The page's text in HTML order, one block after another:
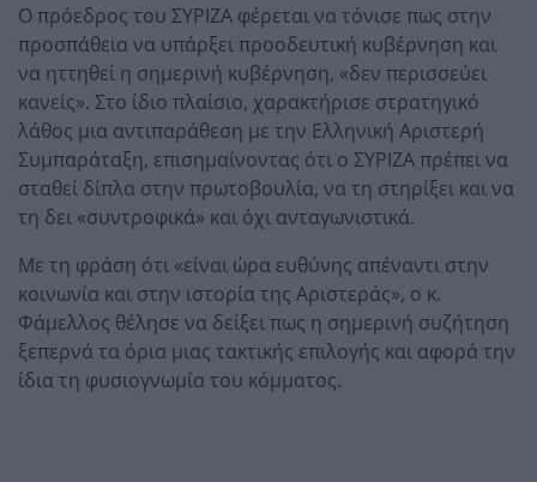
Ο πρόεδρος του ΣΥΡΙΖΑ φέρεται να τόνισε πως στην
προσπάθεια να υπάρξει προοδευτική κυβέρνηση και
να ηττηθεί η σημερινή κυβέρνηση, «δεν περισσεύει
κανείς». Στο ίδιο πλαίσιο, χαρακτήρισε στρατηγικό
λάθος μια αντιπαράθεση με την Ελληνική Αριστερή
Συμπαράταξη, επισημαίνοντας ότι ο ΣΥΡΙΖΑ πρέπει να
σταθεί δίπλα στην πρωτοβουλία, να τη στηρίξει και να
τη δει «συντροφικά» και όχι ανταγωνιστικά.
Με τη φράση ότι «είναι ώρα ευθύνης απέναντι στην
κοινωνία και στην ιστορία της Αριστεράς», ο κ.
Φάμελλος θέλησε να δείξει πως η σημερινή συζήτηση
ξεπερνά τα όρια μιας τακτικής επιλογής και αφορά την
ίδια τη φυσιογνωμία του κόμματος.